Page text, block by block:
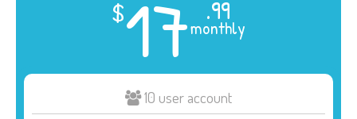
$17 .99
monthly
10 user account